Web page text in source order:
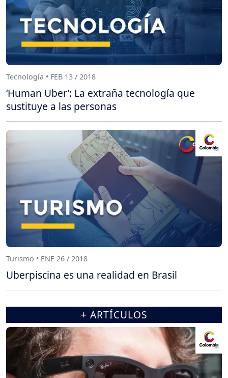
Tecnología • FEB 13 / 2018
‘Human Uber’: La extraña tecnología que
sustituye a las personas
Turismo • ENE 26 / 2018
Uberpiscina es una realidad en Brasil
+ ARTÍCULOS